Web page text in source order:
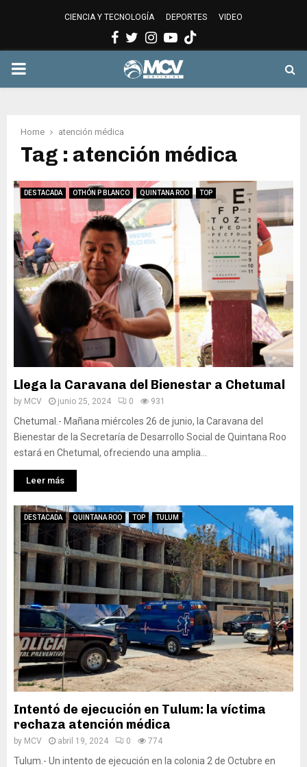
CIENCIA Y TECNOLOGÍA DEPORTES VIDEO
Facebook
Twitter
Instagram
Youtube
PRIMARY
Home atención médica
Tag : atención médica
DESTACADA OTHÓN P BLANCO QUINTANA ROO TOP
Llega la Caravana del Bienestar a Chetumal
by MCV junio 25, 2024 0 931
Chetumal.- Mañana miércoles 26 de junio, la Caravana del
Bienestar de la Secretaría de Desarrollo Social de Quintana Roo
estará en Chetumal, ofreciendo una amplia...
Leer más
DESTACADA QUINTANA ROO TOP TULUM
Intentó de ejecución en Tulum: la víctima
rechaza atención médica
by MCV abril 19, 2024 0 774
Tulum.- Un intento de ejecución en la colonia 2 de Octubre en